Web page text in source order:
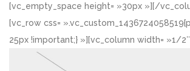
[vc_empty_space height= »30px »][/
[vc_row css=
25px !important;} »][vc_column width= »1/